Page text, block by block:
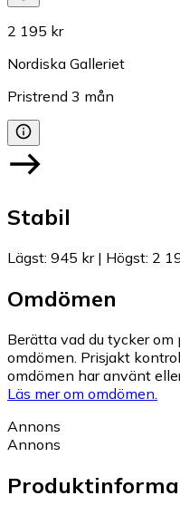
2 195 kr
Nordiska Galleriet
Pristrend 3 mån
Stabil
Lägst: 945 kr| Högst: 2
Omdömen
Berätta vad du tycker om
omdömen. Prisjakt
omdömen har använt
Läs mer om omdömen.
Annons
Annons